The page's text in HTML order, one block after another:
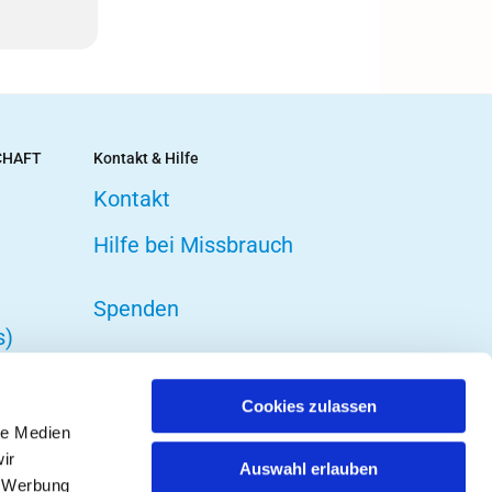
Medien
Cookies zulassen
Auswahl erlauben
Kontakt & Hilfe
Kontakt
Hilfe bei Missbrauch
Spenden